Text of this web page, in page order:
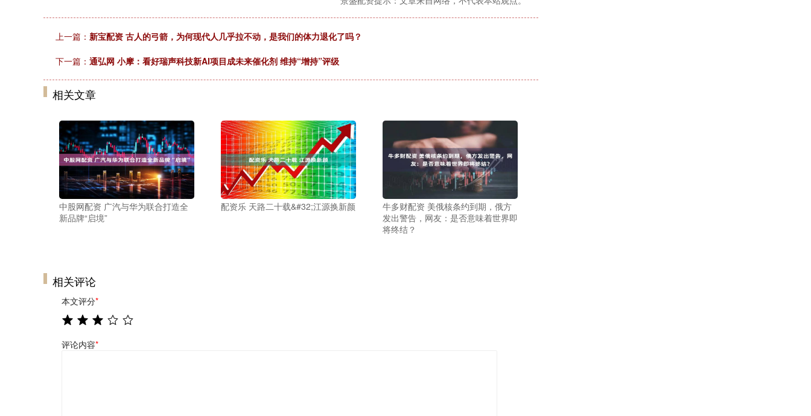
上一篇： 新宝配资 古人的弓箭，为何现代人几乎拉不动，是我们的体力退化了吗？
下一篇： 通弘网 小摩：看好瑞声科技新AI项目成未来催化剂 维持“增持”评级
相关文章
中股网配资 广汽与华为联合打造全
新品牌“启境”
配资乐 天路二十载&#32;江源换新颜
牛多财配资 美俄核条约到期，俄方
发出警告，网友：是否意味着世界即
将终结？
相关评论
本文评分*
评论内容*